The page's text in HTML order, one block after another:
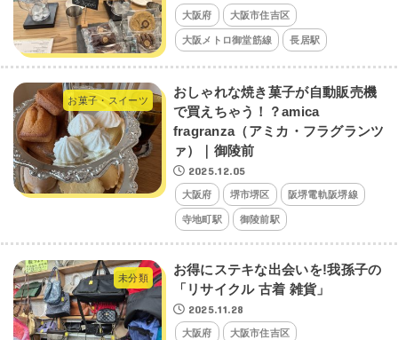
大阪府 大阪市住吉区
大阪メトロ御堂筋線 長居駅
お菓子・スイーツ
おしゃれな焼き菓子が自動販売機
で買えちゃう！？amica
fragranza（アミカ・フラグランツ
ァ）｜御陵前
2025.12.05
大阪府 堺市堺区 阪堺電軌阪堺線
寺地町駅 御陵前駅
未分類
お得にステキな出会いを!我孫子の
「リサイクル 古着 雑貨」
2025.11.28
大阪府 大阪市住吉区